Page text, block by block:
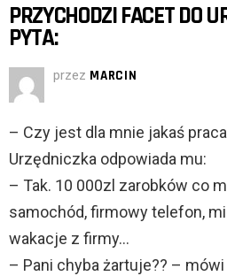
PRZYCHODZI FACET DO
PYTA:
przez MARCIN
– Czy jest dla mnie jakaś
Urzędniczka odpowiada mu:
– Tak. 10 000zl zarobków co
samochód, firmowy telefon,
wakacje z firmy…
– Pani chyba żartuje?? –